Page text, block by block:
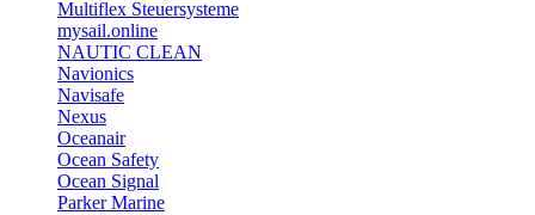
Multiflex Steuersysteme
mysail.online
NAUTIC CLEAN
Navionics
Navisafe
Nexus
Oceanair
Ocean Safety
Ocean Signal
Parker Marine